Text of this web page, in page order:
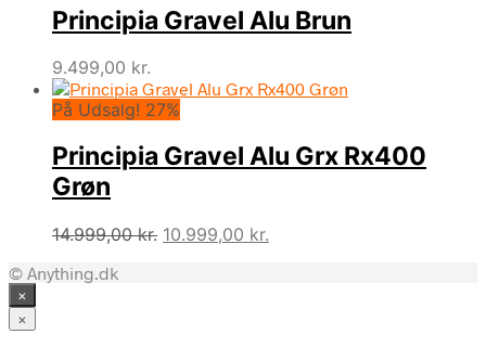
Principia Gravel Alu Brun
9.499,00 kr.
På Udsalg! 27%
Principia Gravel Alu Grx Rx400
Grøn
14.999,00kr. Den
10.999,00 kr.
© Anything.dk
×
×